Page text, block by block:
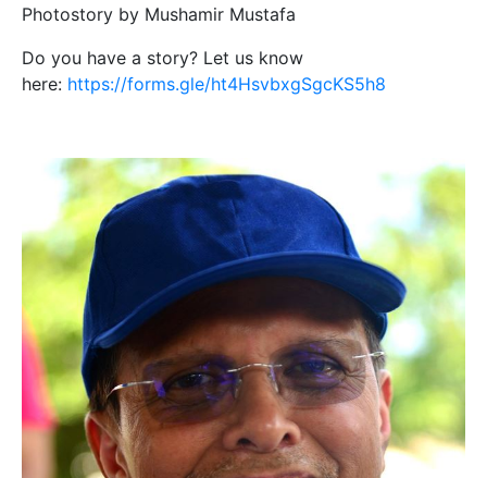
Photostory by Mushamir Mustafa
Do you have a story? Let us know
here: https://forms.gle/ht4HsvbxgSgcKS5h8